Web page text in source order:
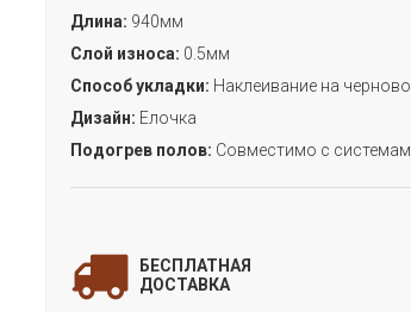
Длина: 940мм
Слой износа: 0.5мм
Способ укладки: Наклеивание на
Дизайн: Елочка
Подогрев полов: Совместимо с
БЕСПЛАТНАЯ
ДОСТАВКА